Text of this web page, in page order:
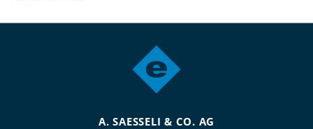
A. SAESSELI & CO. AG